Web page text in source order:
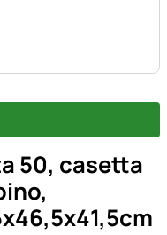
50, casetta